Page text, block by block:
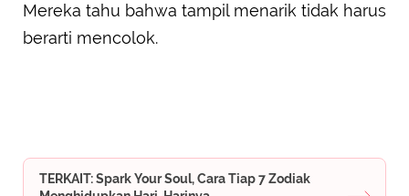
Mereka tahu bahwa tampil menarik tidak harus
berarti mencolok.
TERKAIT: Spark Your Soul, Cara Tiap 7 Zodiak